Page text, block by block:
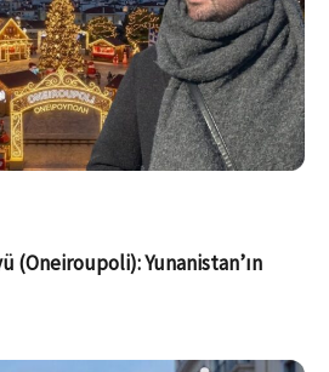
(Oneiroupoli): Yunanistan’ın